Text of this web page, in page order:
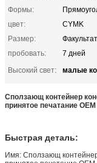
Формы:
цвет:
CYMK
Размер:
пробовать:
7 дней
Высокий свет:
малые
Сползающ контейнер
принятое печатание OEM
Быстрая деталь:
Имя: Сползающ